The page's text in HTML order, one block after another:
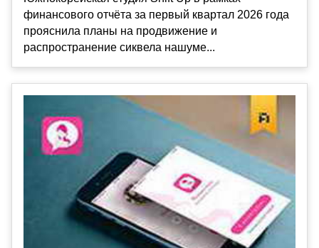
финансового отчёта за первый квартал 2026 года
прояснила планы на продвижение и
распространение сиквела нашуме...